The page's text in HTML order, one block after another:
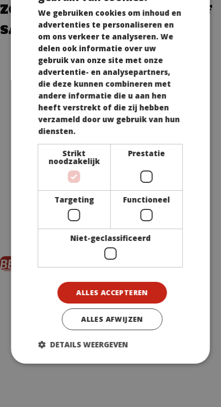
Zoom kun je volledig zelf
samenstellen
Wist je dat je bij Maros jouw eigen BBQ pakket kan
samenstellen in Bergen op Zoom? Wij bieden namelijk
verschillende opties, waarbij jij zelf kunt kiezen welk vlees
je in het pakket wilt. Denk bijvoorbeeld aan kruidige kip
sate, smaakvolle worstjes of zachte speklapjes. Of zelfs
aan een mals runderbiefstuk of culinaire lamskarbonade.
De keuze is breed! Bovendien zijn we ook vegetarische of
andere dieetwensen niet vergeten; wij bieden immers
verschillende vegetarische opties, halal vleeswaren en
zelfs diverse vissoorten. Zo wordt jouw barbecue voor
iedere gast een feestje!
barbecue, verzorgen wij ook diverse andere
vleesgerechten. Zo kun je bijvoorbeeld ook bij ons terecht
voor overheerlijke gourmetschalen of hapjespannen
te groot. Neem gerust even contact op voor de
BEKIJK ZE HIER
We gebruiken cookies om inhoud en
advertenties te personaliseren en
om ons verkeer te analyseren. We
delen ook informatie over uw
gebruik van onze site met onze
advertentie- en analysepartners,
die deze kunnen combineren met
andere informatie die u aan hen
heeft verstrekt of die zij hebben
verzameld door uw gebruik van hun
diensten.
Strikt
noodzakelijk
Prestatie
Targeting Functioneel
Niet-geclassificeerd
ALLES ACCEPTEREN
ALLES AFWIJZEN
DETAILS WEERGEVEN